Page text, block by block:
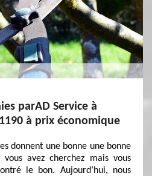
parAD Service à
à prix économique
donnent une bonne une bonne
avez cherchez mais vous
le bon. Aujourd’hui, nous